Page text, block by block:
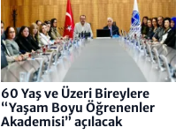
60 Yaş ve Üzeri Bireylere
“Yaşam Boyu Öğrenenler
Akademisi” açılacak